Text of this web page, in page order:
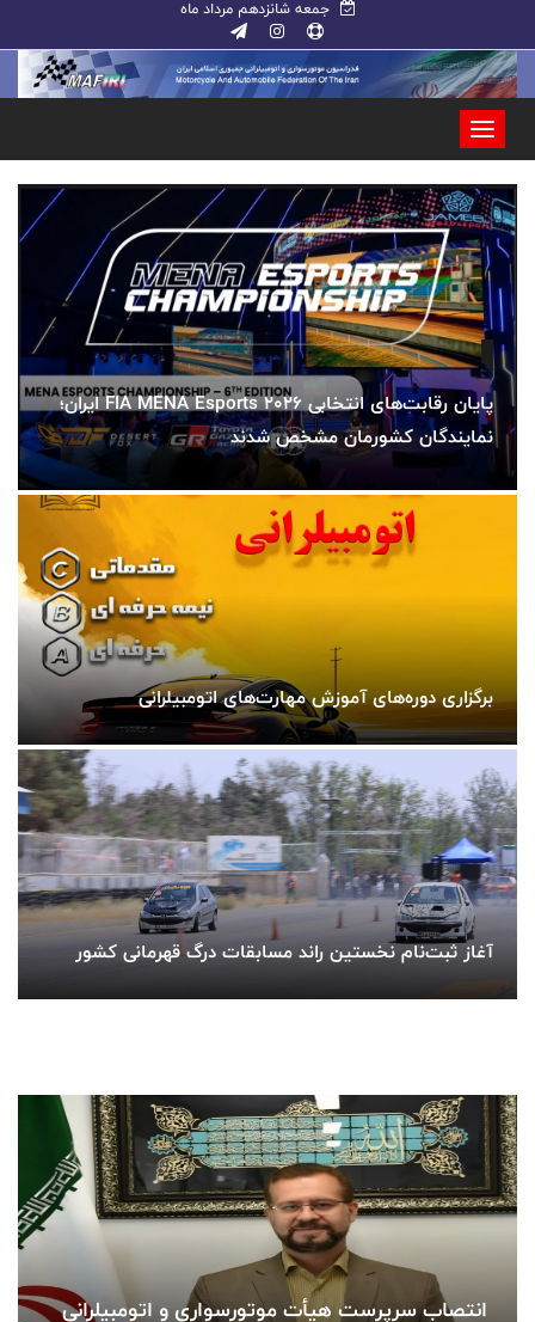
جمعه شانزدهم مرداد ماه
آغاز ثبت‌نام داوطلبان ریاست هیأت موتورسواری و
اتومبیلرانی استان تهران
برگزاری دوره‌های آموزش مهارت‌های اتومبیلرانی
آغاز ثبت‌نام نخستین راند مسابقات درگ قهرمانی کشور
انتصاب سرپرست هیأت موتورسواری و اتومبیلرانی